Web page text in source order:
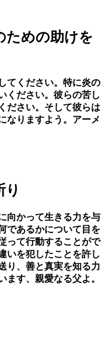
ための助けを
てください。特に炎の
ください。彼らの苦し
ださい。そして彼らは
なりますよう。アーメ
り
向かって生きる力を与
であるかについて目を
って行動することがで
いを犯したことを許し
り、善と真実を知る力
ます、親愛なる父よ。